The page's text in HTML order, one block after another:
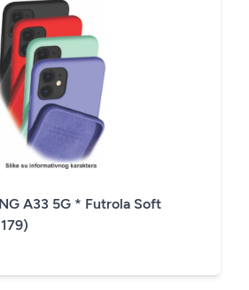
A33 5G * Futrola Soft